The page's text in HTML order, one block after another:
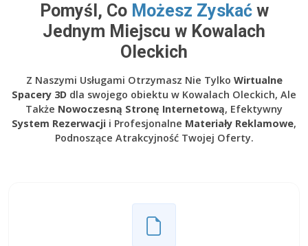
Pomyśl, Co Możesz Zyskaćw
Jednym Miejscu w Kowalach
Oleckich
Z Naszymi Usługami Otrzymasz Nie Tylko Wirtualne
Spacery 3D dla swojego obiektu w Kowalach Oleckich, Ale
Także Nowoczesną Stronę Internetową, Efektywny
System Rezerwacji i Profesjonalne Materiały Reklamowe,
Podnoszące Atrakcyjność Twojej Oferty.